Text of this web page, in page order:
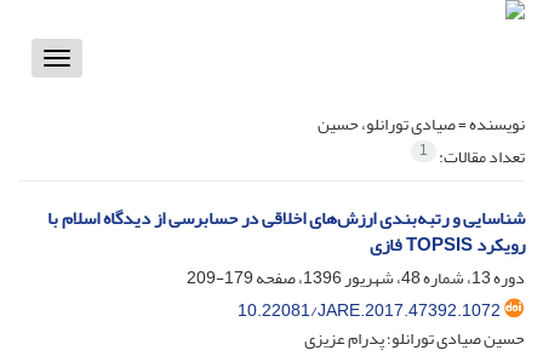
Toggle
نویسنده =صیادی تورانلو، حسین
تعداد مقالات: 1
شناسایی و رتبه‌‌‌‌‌بندی ارزش‌های اخلاقی در حسابرسی از دیدگاه اسلام با
رویکرد TOPSIS فازی
دوره 13، شماره 48، شهریور 1396، صفحه
179-209
10.22081/JARE.2017.47392.1072
حسین صیادی تورانلو؛ پدرام عزیزی